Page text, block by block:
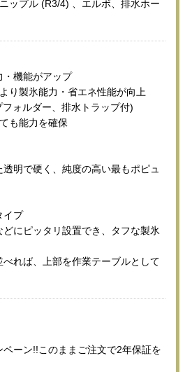
ップル (R3/4) 、エルボ、排水ホー
・機能がアップ
り製氷能力・省エネ性能が向上
ォルダー、排水トラップ付)
も能力を確保
明で硬く、純度の高い最もポピュ
イプ
にピッタリ設置でき、タフな製氷
べれば、上部を作業テーブルとして
ーン!!このままご注文で2年保証を